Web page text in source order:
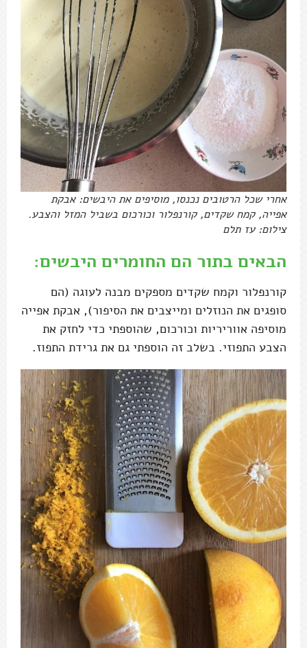
אחרי שכל הרטובים נכנסו, מוסיפים את היבשים: אבקת
אפייה, קמח שקדים, קורנפלור וכורכום בשביל המזל והצבע.
צילום: עז תלם
הבאים בתור הם החומרים היבשים:
קורנפלור וקמח שקדים מספקים מבנה לעוגה (הם
סופגים את הנוזלים ומייצבים את הסיפור), אבקת אפייה
מוסיפה אווריריות וכורכום, שהוספתי כדי לחזק את
הצבע התפוזי. בשלב זה הוספתי גם את גרידת התפוז.